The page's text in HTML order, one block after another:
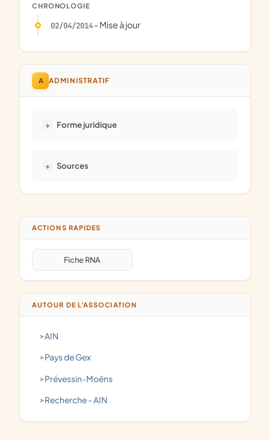
CHRONOLOGIE
02/04/2014- Mise à jour
A ADMINISTRATIF
Forme juridique
Sources
ACTIONS RAPIDES
Fiche RNA
AUTOUR DE L'ASSOCIATION
AIN
Pays de Gex
Prévessin-Moëns
recherche - AIN